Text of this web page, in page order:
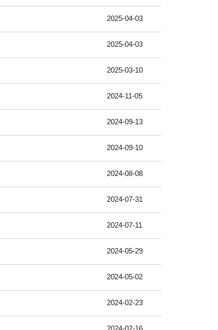
2025-04-03
2025-04-03
2025-03-10
2024-11-05
2024-09-13
2024-09-10
2024-08-08
2024-07-31
2024-07-11
2024-05-29
2024-05-02
2024-02-23